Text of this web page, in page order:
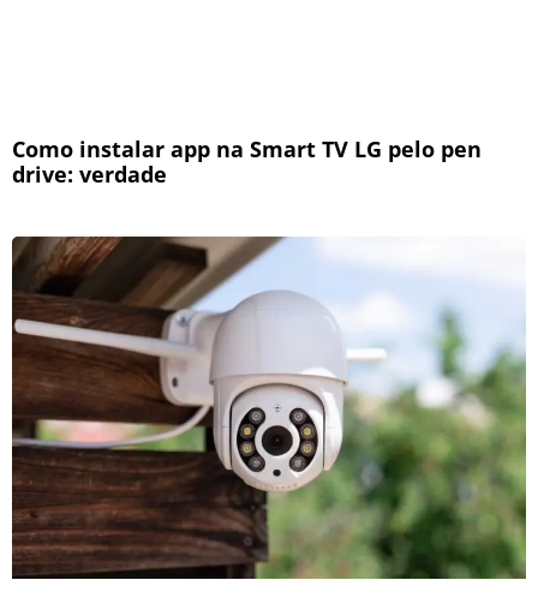
Como instalar app na Smart TV LG pelo pen
drive: verdade